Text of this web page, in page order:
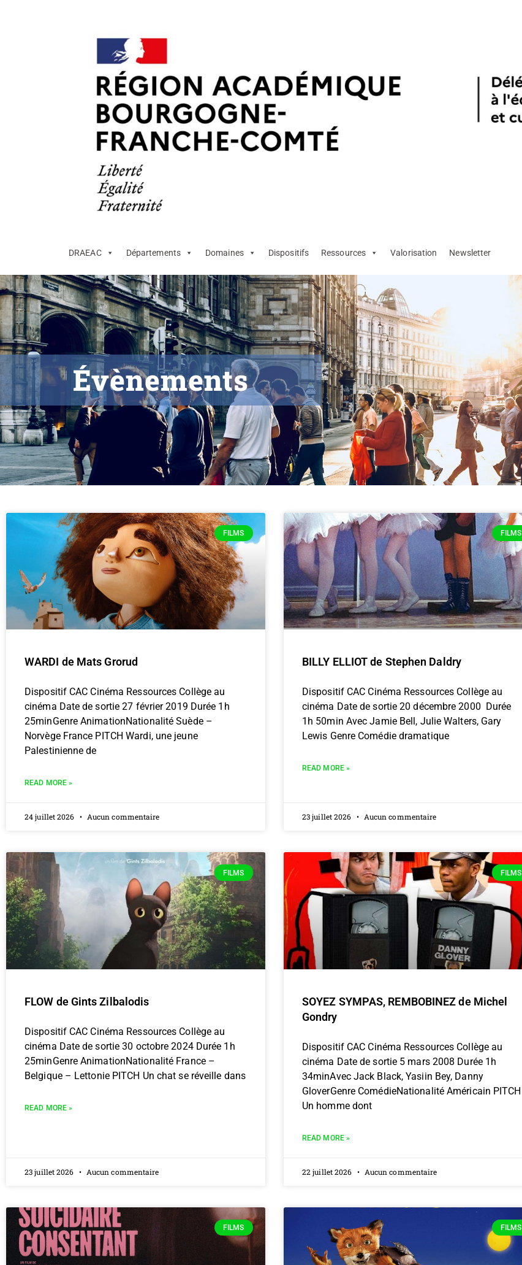
DRAEAC Départements Domaines Dispositifs Ressources Valorisation Newsletter
Évènements
FILMS
WARDI de Mats Grorud
Dispositif CAC Cinéma Ressources Collège au
cinéma Date de sortie 27 février 2019 Durée 1h
25minGenre AnimationNationalité Suède –
Norvège France PITCH Wardi, une jeune
Palestinienne de
READ MORE »
24 juillet 2026 Aucun commentaire
FILMS
BILLY ELLIOT de Stephen Daldry
Dispositif CAC Cinéma Ressources Collège au
cinéma Date de sortie 20 décembre 2000 Durée
1h 50min Avec Jamie Bell, Julie Walters, Gary
Lewis Genre Comédie dramatique
READ MORE »
23 juillet 2026 Aucun commentaire
FILMS
FLOW de Gints Zilbalodis
Dispositif CAC Cinéma Ressources Collège au
cinéma Date de sortie 30 octobre 2024 Durée 1h
25minGenre AnimationNationalité France –
Belgique – Lettonie PITCH Un chat se réveille dans
READ MORE »
23 juillet 2026 Aucun commentaire
FILMS
SOYEZ SYMPAS, REMBOBINEZ de Michel
Gondry
Dispositif CAC Cinéma Ressources Collège au
cinéma Date de sortie 5 mars 2008 Durée 1h
34minAvec Jack Black, Yasiin Bey, Danny
GloverGenre ComédieNationalité Américain PITCH
Un homme dont
READ MORE »
22 juillet 2026 Aucun commentaire
FILMS FILMS